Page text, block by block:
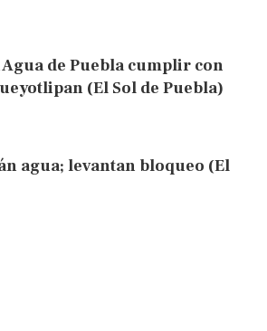
Agua de Puebla cumplir con
(El Sol de Puebla)
agua; levantan bloqueo (El